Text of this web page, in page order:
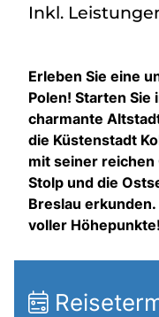
Deutschland
Inkl.
Erleben Sie eine
Polen! Starten Sie
charmante
die Küstenstadt
mit seiner reichen
Stolp und die
Breslau
voller Höhepunkte!